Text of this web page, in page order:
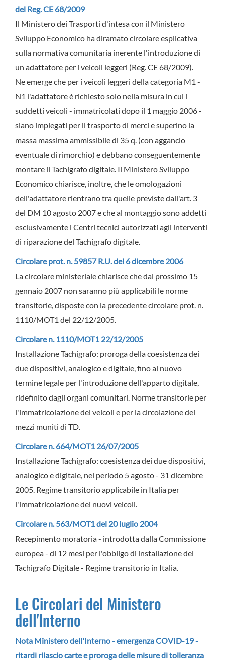
del Reg. CE 68/2009
Il Ministero dei Trasporti d'intesa con il Ministero
Sviluppo Economico ha diramato circolare esplicativa
sulla normativa comunitaria inerente l'introduzione di
un adattatore per i veicoli leggeri (Reg. CE 68/2009).
Ne emerge che per i veicoli leggeri della categoria M1 -
N1 l'adattatore è richiesto solo nella misura in cui i
suddetti veicoli - immatricolati dopo il 1 maggio 2006 -
siano impiegati per il trasporto di merci e superino la
massa massima ammissibile di 35 q. (con aggancio
eventuale di rimorchio) e debbano conseguentemente
montare il Tachigrafo digitale. Il Ministero Sviluppo
Economico chiarisce, inoltre, che le omologazioni
dell'adattatore rientrano tra quelle previste dall'art. 3
del DM 10 agosto 2007 e che al montaggio sono addetti
esclusivamente i Centri tecnici autorizzati agli interventi
di riparazione del Tachigrafo digitale.
Circolare prot. n. 59857 R.U. del 6 dicembre 2006
La circolare ministeriale chiarisce che dal prossimo 15
gennaio 2007 non saranno più applicabili le norme
transitorie, disposte con la precedente circolare prot. n.
1110/MOT1 del 22/12/2005.
Circolare n. 1110/MOT1 22/12/2005
Installazione Tachigrafo: proroga della coesistenza dei
due dispositivi, analogico e digitale, fino al nuovo
termine legale per l'introduzione dell'apparto digitale,
ridefinito dagli organi comunitari. Norme transitorie per
l'immatricolazione dei veicoli e per la circolazione dei
mezzi muniti di TD.
Circolare n. 664/MOT1 26/07/2005
Installazione Tachigrafo: coesistenza dei due dispositivi,
analogico e digitale, nel periodo 5 agosto - 31 dicembre
2005. Regime transitorio applicabile in Italia per
l'immatricolazione dei nuovi veicoli.
Circolare n. 563/MOT1 del 20 luglio 2004
Recepimento moratoria - introdotta dalla Commissione
europea - di 12 mesi per l'obbligo di installazione del
Tachigrafo Digitale - Regime transitorio in Italia.
Le Circolari del Ministero
dell'Interno
Nota Ministero dell'Interno - emergenza COVID-19 -
ritardi rilascio carte e proroga delle misure di tolleranza